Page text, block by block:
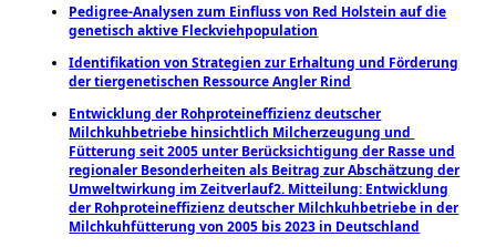
Pedigree-Analysen zum Einfluss von Red Holstein auf die
genetisch aktive Fleckviehpopulation
Identifikation von Strategien zur Erhaltung und Förderung
der tiergenetischen Ressource Angler Rind
Entwicklung der Rohproteineffizienz deutscher
Milchkuhbetriebe hinsichtlich Milcherzeugung und ​
Fütterung seit 2005 unter Berücksichtigung der Rasse und
regionaler Besonderheiten als Beitrag zur ​Abschätzung der
Umweltwirkung im Zeitverlauf2. Mitteilung: Entwicklung
der Rohproteineffizienz ​deutscher Milchkuhbetriebe in der
Milchkuhfütterung von 2005 bis 2023 in Deutschland